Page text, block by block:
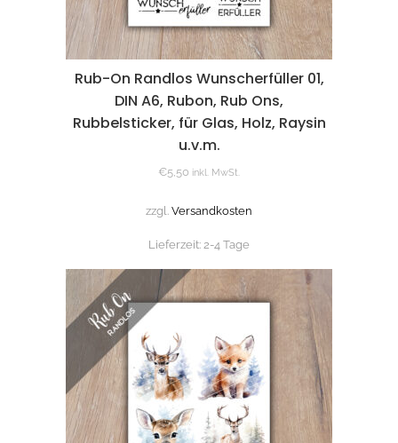
Rub-On Randlos Wunscherfüller 01,
DIN A6, Rubon, Rub Ons,
Rubbelsticker, für Glas, Holz, Raysin
u.v.m.
€5,50 inkl. MwSt.
zzgl. Versandkosten
Lieferzeit: 2-4 Tage